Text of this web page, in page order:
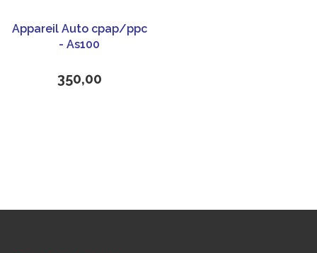
Appareil Auto cpap/ppc
- As100
350,00